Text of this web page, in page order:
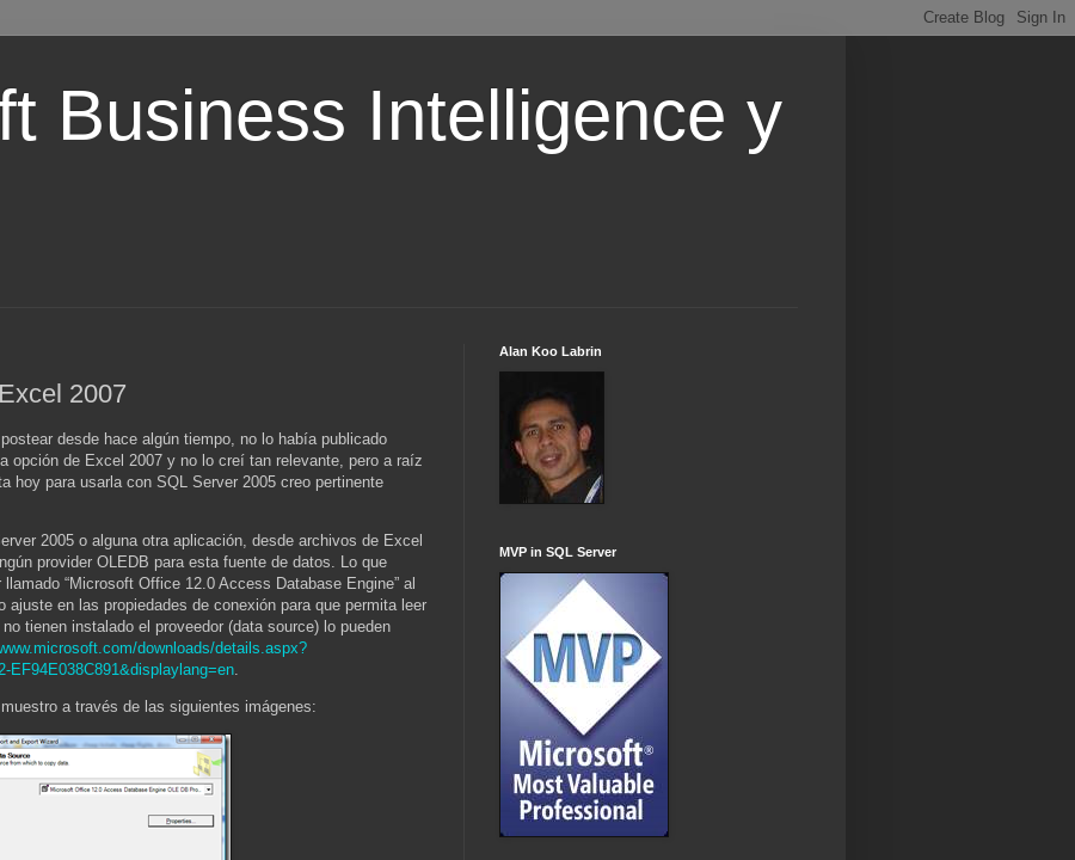
Business Intelligence y
2007
desde hace algún tiempo, no lo había publicado
opción de Excel 2007 y no lo creí tan relevante, pero a raíz
hoy para usarla con SQL Server 2005 creo pertinente
2005 o alguna otra aplicación, desde archivos de Excel
provider OLEDB para esta fuente de datos. Lo que
“Microsoft Office 12.0 Access Database Engine” al
ajuste en las propiedades de conexión para que permita leer
tienen instalado el proveedor (data source) lo pueden
downloads/details.aspx?
EF94E038C891&displaylang=en
a través de las siguientes imágenes:
Alan Koo Labrin
MVP in SQL Server